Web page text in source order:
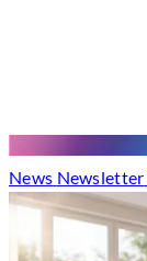
News Newsletter